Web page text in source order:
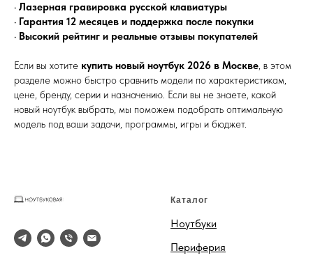
• Лазерная гравировка русской клавиатуры
• Гарантия 12 месяцев и поддержка после покупки
• Высокий рейтинг и реальные отзывы покупателей
Если вы хотите купить новый ноутбук 2026 в Москве, в этом
разделе можно быстро сравнить модели по характеристикам,
цене, бренду, серии и назначению. Если вы не знаете, какой
новый ноутбук выбрать, мы поможем подобрать оптимальную
модель под ваши задачи, программы, игры и бюджет.
Каталог
Ноутбуки
Периферия